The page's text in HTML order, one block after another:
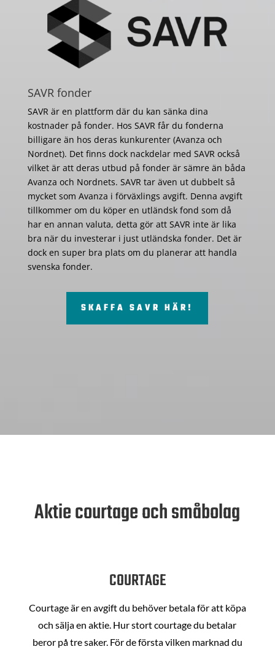
SAVR fonder
SAVR är en plattform där du kan sänka dina
kostnader på fonder. Hos SAVR får du fonderna
billigare än hos deras kunkurenter (Avanza och
Nordnet). Det finns dock nackdelar med SAVR också
vilket är att deras utbud på fonder är sämre än båda
Avanza och Nordnets. SAVR tar även ut dubbelt så
mycket som Avanza i förväxlings avgift. Denna avgift
tillkommer om du köper en utländsk fond som då
har en annan valuta, detta gör att SAVR inte är lika
bra när du investerar i just utländska fonder. Det är
dock en super bra plats om du planerar att handla
svenska fonder.
SKAFFA SAVR HÄR!
Aktie courtage och småbolag
COURTAGE
Courtage är en avgift du behöver betala för att köpa
och sälja en aktie. Hur stort courtage du betalar
beror på tre saker. För de första vilken marknad du